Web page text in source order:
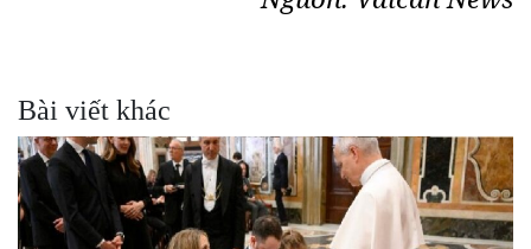
Bài viết khác